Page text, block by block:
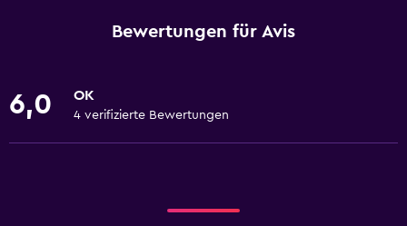
Bewertungen für Avis
6,0 OK
4 verifizierte Bewertungen